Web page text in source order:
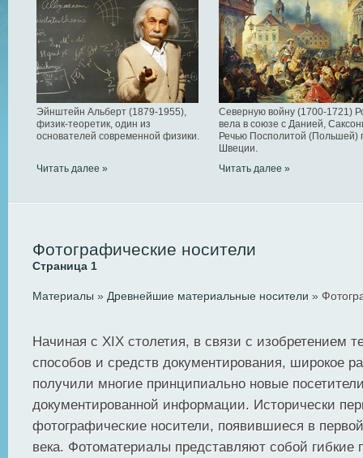
Эйнштейн Альберт (1879-1955),
физик-теоретик, один из
основателей современной физики.
Читать далее »
Северную войну (1700-1721)
вела в союзе с Данией,
Речью Посполитой (Польшей)
Швеции.
Читать далее »
Фотографические носители
Страница 1
Материалы » Древнейшие материальные носители »
Начиная с XIX столетия, в связи с изобретением
способов и средств документирования, широкое
получили многие принципиально новые
документированной информации. Исторически
фотографические носители, появившиеся в
века. Фотоматериалы представляют собой гибкие